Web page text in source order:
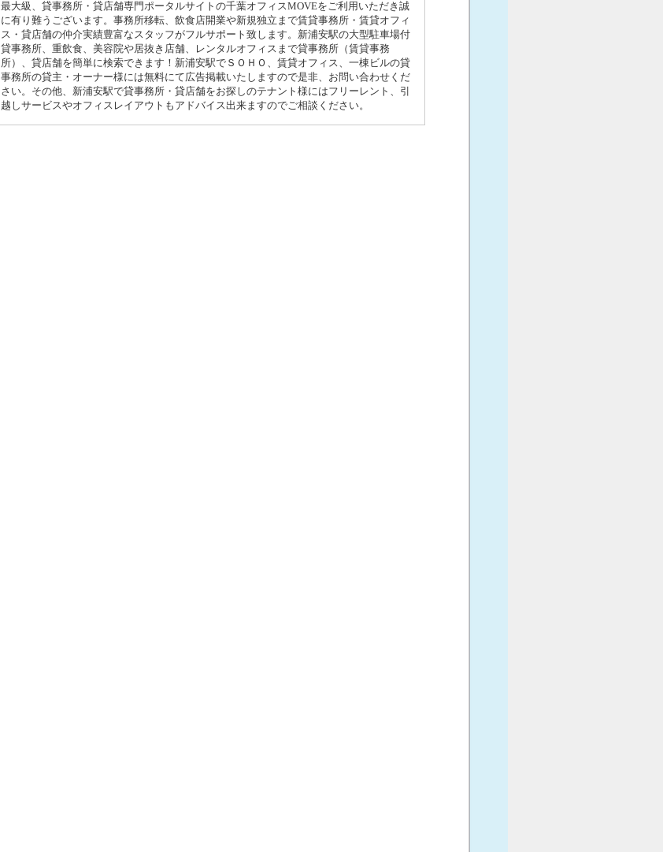
最大級、貸事務所・貸店舗専門ポータルサイトの千葉オフィスMOVEをご利用いただき誠
に有り難うございます。事務所移転、飲食店開業や新規独立まで賃貸事務所・賃貸オフィ
ス・貸店舗の仲介実績豊富なスタッフがフルサポート致します。新浦安駅の大型駐車場付
貸事務所、重飲食、美容院や居抜き店舗、レンタルオフィスまで貸事務所（賃貸事務
所）、貸店舗を簡単に検索できます！新浦安駅でＳＯＨＯ、賃貸オフィス、一棟ビルの貸
事務所の貸主・オーナー様には無料にて広告掲載いたしますので是非、お問い合わせくだ
さい。その他、新浦安駅で貸事務所・貸店舗をお探しのテナント様にはフリーレント、引
越しサービスやオフィスレイアウトもアドバイス出来ますのでご相談ください。